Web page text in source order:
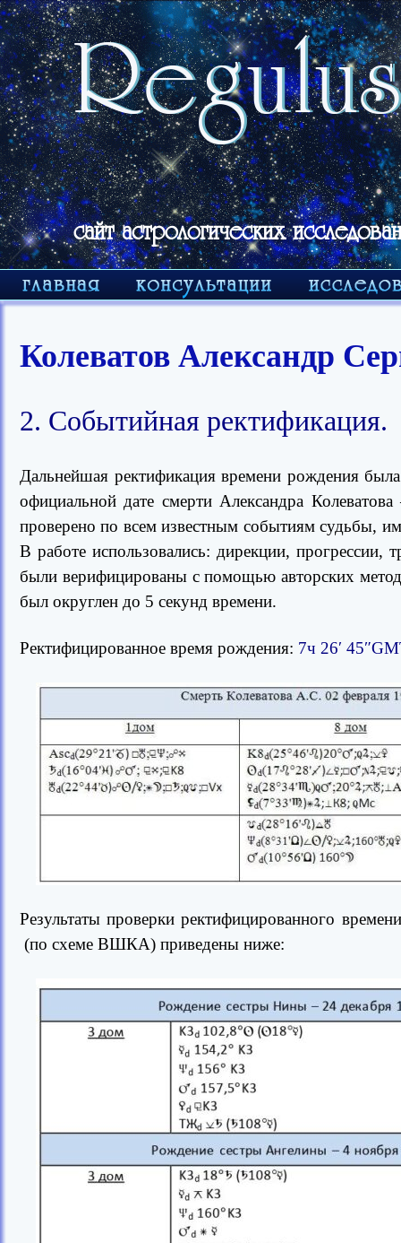
сайт астрологических
Колеватов Александр
2. Событийная ректификация.
Дальнейшая ректификация времени рождения
официальной дате смерти Александра
проверено по всем известным событиям судьбы,
В работе использовались: дирекции, прогрессии,
были верифицированы с помощью авторских
был округлен до 5 секунд времени.
Ректифицированное время рождения: 7ч 26′
Результаты проверки ректифицированного
(по схеме ВШКА) приведены ниже: